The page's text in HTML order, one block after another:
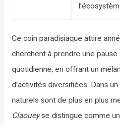
Ce coin paradisiaque attire
cherchent à prendre une pause
quotidienne, en offrant un
d’activités diversifiées. Dans
naturels sont de plus en plus
Claoueyse distingue comme